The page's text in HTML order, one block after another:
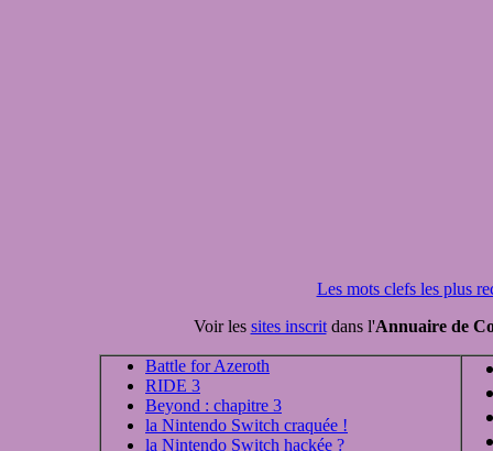
Les mots clefs les plus
Voir les sites inscritdans l'Annuaire de
Battle for Azeroth
RIDE 3
Beyond : chapitre 3
la Nintendo Switch craquée !
la Nintendo Switch hackée ?